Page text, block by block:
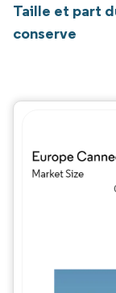
Taille et part
conserve